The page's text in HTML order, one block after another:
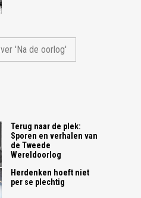
'Na de oorlog'
Terug naar de plek:
Sporen en verhalen van
de Tweede
Wereldoorlog
Herdenken hoeft niet
per se plechtig